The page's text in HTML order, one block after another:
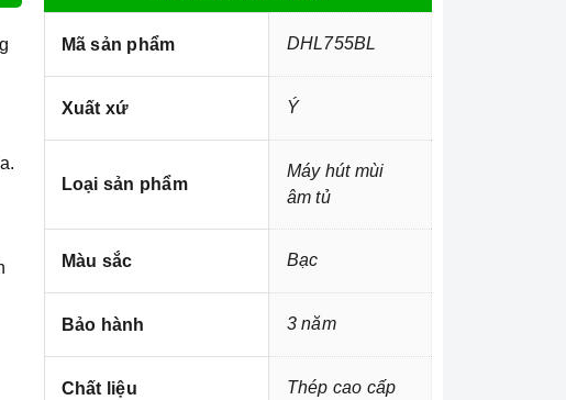
Mã sản phẩm DHL755BL
Xuất xứ Ý
Loại sản phẩm
Máy hút mùi
âm tủ
Màu sắc Bạc
Bảo hành 3 năm
Chất liệu Thép cao cấp